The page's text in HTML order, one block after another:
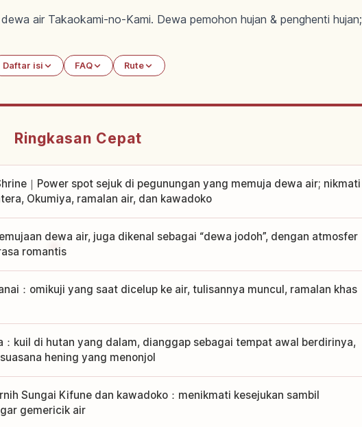
air Takaokami-no-Kami. Dewa pemohon hujan & penghenti hujan;
Daftar isi FAQ Rute
Ringkasan Cepat
｜Power spot sejuk di pegunungan yang memuja dewa air; nikmati
Okumiya, ramalan air, dan kawadoko
dewa air, juga dikenal sebagai “dewa jodoh”, dengan atmosfer
romantis
：omikuji yang saat dicelup ke air, tulisannya muncul, ramalan khas
：kuil di hutan yang dalam, dianggap sebagai tempat awal berdirinya,
hening yang menonjol
Sungai Kifune dan kawadoko：menikmati kesejukan sambil
gemericik air